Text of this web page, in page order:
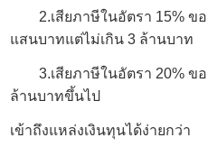
2.เสียภาษีในอัตรา 15% ข
แสนบาทแต่ไม่เกิน 3 ล้านบาท
3.เสียภาษีในอัตรา 20% ข
ล้านบาทขึ้นไป
เข้าถึงแหล่งเงินทุนได้ง่ายกว่า